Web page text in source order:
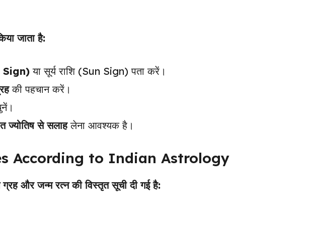
जाता है:
Sign) या सूर्य राशि (Sun Sign) पता करें।
की पहचान करें।
ज्योतिष से सलाहलेना आवश्यक है।
According to Indian Astrology
और जन्म रत्न की विस्तृत सूची दी गई है: